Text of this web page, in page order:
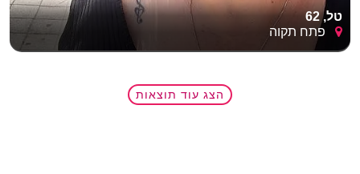
טל, 62
פתח תקוה
הצג עוד תוצאות